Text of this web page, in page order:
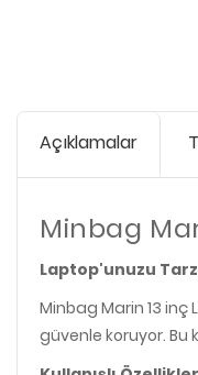
Açıklamalar
Minbag
Laptop'unuzu
Minbag Marin 13 inç
güvenle koruyor. Bu